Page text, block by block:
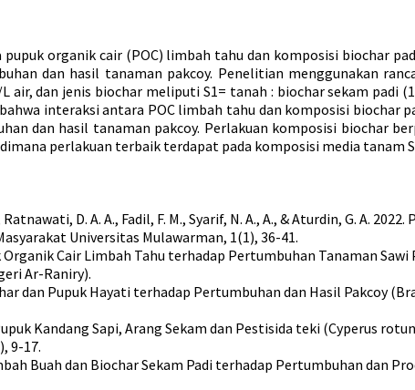
organik cair (POC) limbah tahu dan komposisi biochar
dan hasil tanaman pakcoy. Penelitian menggunakan
dan jenis biochar meliputi S1= tanah : biochar sekam padi
interaksi antara POC limbah tahu dan komposisi
dan hasil tanaman pakcoy. Perlakuan komposisi biochar
perlakuan terbaik terdapat pada komposisi media tanam
D. A. A., Fadil, F. M., Syarif, N. A., A., & Aturdin, G. A.
Universitas Mulawarman, 1(1), 36-41.
Cair Limbah Tahu terhadap Pertumbuhan Tanaman
Ar-Raniry).
dan Pupuk Hayati terhadap Pertumbuhan dan Hasil Pakcoy
Kandang Sapi, Arang Sekam dan Pestisida teki (Cyperus
9-17.
Buah dan Biochar Sekam Padi terhadap Pertumbuhan dan